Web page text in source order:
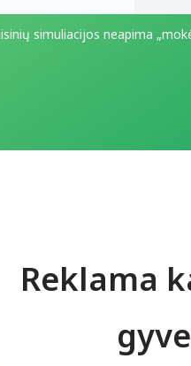
simuliacijos neapima
Reklama